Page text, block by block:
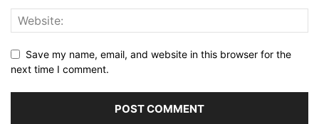
Save my name, email, and website in this browser for the
next time I comment.